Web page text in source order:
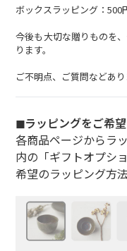
ボックスラッピング：500
今後も大切な贈りものを
ります。
ご不明点、ご質問などあ
◼︎ラッピングをご希
各商品ページからラ
内の「ギフトオプシ
希望のラッピング方